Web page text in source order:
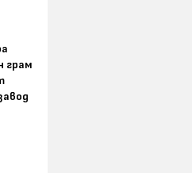
грам